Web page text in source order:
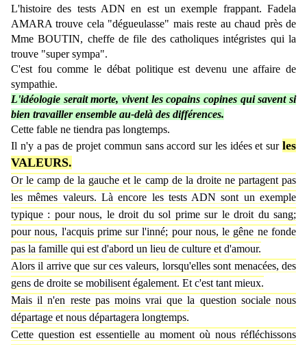
L'histoire des tests ADN en est un exemple frappant. Fadela
AMARA trouve cela "dégueulasse" mais reste au chaud près de
Mme BOUTIN, cheffe de file des catholiques intégristes qui la
trouve "super sympa".
C'est fou comme le débat politique est devenu une affaire de
sympathie.
L'idéologie serait morte, vivent les copains copines qui savent si
bien travailler ensemble au-delà des différences.
Cette fable ne tiendra pas longtemps.
Il n'y a pas de projet commun sans accord sur les idées et sur les
VALEURS.
Or le camp de la gauche et le camp de la droite ne partagent pas
les mêmes valeurs. Là encore les tests ADN sont un exemple
typique : pour nous, le droit du sol prime sur le droit du sang;
pour nous, l'acquis prime sur l'inné; pour nous, le gêne ne fonde
pas la famille qui est d'abord un lieu de culture et d'amour.
Alors il arrive que sur ces valeurs, lorsqu'elles sont menacées, des
gens de droite se mobilisent également. Et c'est tant mieux.
Mais il n'en reste pas moins vrai que la question sociale nous
départage et nous départagera longtemps.
Cette question est essentielle au moment où nous réfléchissons